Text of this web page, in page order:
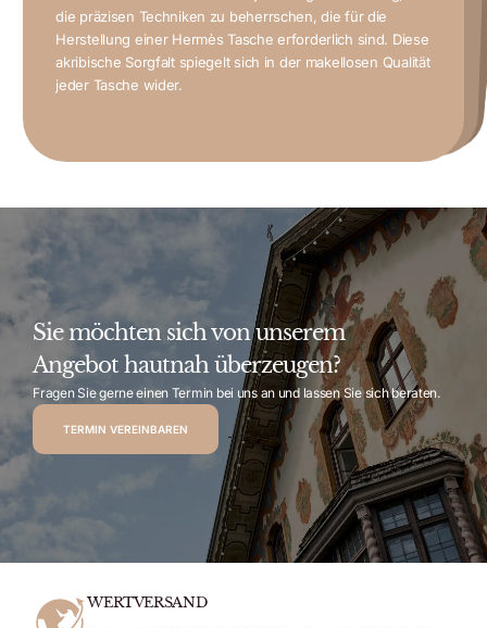
die präzisen Techniken zu beherrschen, die für die
Herstellung einer Hermès Tasche erforderlich sind. Diese
akribische Sorgfalt spiegelt sich in der makellosen Qualität
jeder Tasche wider.
entsprechen.
Statussymbole anerkannt. Ihre schlichten, aber raffinierten Designs machen sie vielseitig und klassisch zugleich.
einzigartig.
auf dem Zweitmarkt oft Preise, die weit über dem
erbringen oft Rekordpreise bei Auktionen.
Hermès Taschen sind mehr als Accessoires – sie sind
Symbole von Status, Geschmack und Exklusivität. Nur
Tasche zu besitzen, was ihren Kultstatus weiter verstärkt.
Synonym für Luxus und Handwerkskunst entwickelt.
von Geschichte und Authentizität.
Eine Hermès Tasche ist somit nicht nur ein modisches
Statement, sondern auch ein Ausdruck von
Handwerkskunst, Exklusivität und zeitloser Eleganz.
Sie möchten sich von unserem
Angebot hautnah überzeugen?
Fragen Sie gerne einen Termin bei uns an und lassen Sie sich beraten.
TERMIN VEREINBAREN
WERTVERSAND